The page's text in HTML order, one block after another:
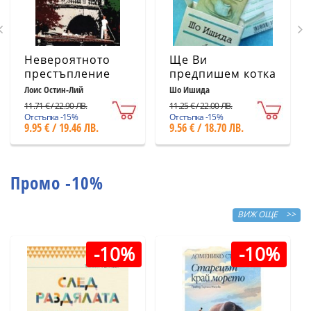
Невероятното
престъпление
Лоис Остин-Лий
11.71 € / 22.90 ЛВ.
Отстъпка -15%
9.95 € / 19.46 ЛВ.
Ще Ви
предпишем котка
Шо Ишида
11.25 € / 22.00 ЛВ.
Отстъпка -15%
9.56 € / 18.70 ЛВ.
Промо -10%
ВИЖ ОЩЕ >>
-10% -10%